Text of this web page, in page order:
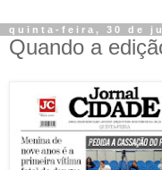
quinta-feira, 30 de
Quando a